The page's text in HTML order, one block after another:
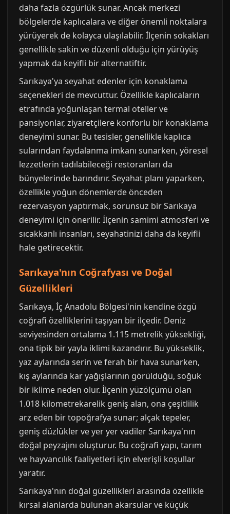
daha fazla özgürlük sunar. Ancak merkezi
bölgelerde kaplıcalara ve diğer önemli noktalara
yürüyerek de kolayca ulaşılabilir. İlçenin sokakları
genellikle sakin ve düzenli olduğu için yürüyüş
yapmak da keyifli bir alternatiftir.
Sarıkaya'ya seyahat edenler için konaklama
seçenekleri de mevcuttur. Özellikle kaplıcaların
etrafında yoğunlaşan termal oteller ve
pansiyonlar, ziyaretçilere konforlu bir konaklama
deneyimi sunar. Bu tesisler, genellikle kaplıca
sularından faydalanma imkanı sunarken, yöresel
lezzetlerin tadılabileceği restoranları da
bünyelerinde barındırır. Seyahat planı yaparken,
özellikle yoğun dönemlerde önceden
rezervasyon yaptırmak, sorunsuz bir Sarıkaya
deneyimi için önerilir. İlçenin samimi atmosferi ve
sıcakkanlı insanları, seyahatinizi daha da keyifli
hale getirecektir.
Sarıkaya'nın Coğrafyası ve Doğal
Güzellikleri
Sarıkaya, İç Anadolu Bölgesi'nin kendine özgü
coğrafi özelliklerini taşıyan bir ilçedir. Deniz
seviyesinden ortalama 1.115 metrelik yüksekliği,
ona tipik bir yayla iklimi kazandırır. Bu yükseklik,
yaz aylarında serin ve ferah bir hava sunarken,
kış aylarında kar yağışlarının görüldüğü, soğuk
bir iklime neden olur. İlçenin yüzölçümü olan
1.018 kilometrekarelik geniş alan, ona çeşitlilik
arz eden bir topoğrafya sunar; alçak tepeler,
geniş düzlükler ve yer yer vadiler Sarıkaya'nın
doğal peyzajını oluşturur. Bu coğrafi yapı, tarım
ve hayvancılık faaliyetleri için elverişli koşullar
yaratır.
Sarıkaya'nın doğal güzellikleri arasında özellikle
kırsal alanlarda bulunan akarsular ve küçük